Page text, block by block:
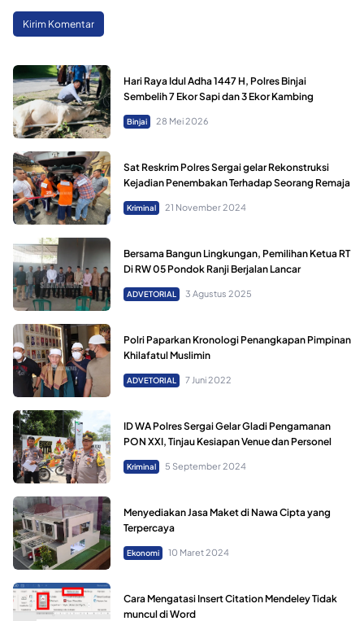
Hari Raya Idul Adha 1447 H, Polres Binjai
Sembelih 7 Ekor Sapi dan 3 Ekor Kambing
Binjai 28 Mei 2026
Sat Reskrim Polres Sergai gelar Rekonstruksi
Kejadian Penembakan Terhadap Seorang Remaja
Kriminal 21 November 2024
Bersama Bangun Lingkungan, Pemilihan Ketua RT
Di RW 05 Pondok Ranji Berjalan Lancar
ADVETORIAL 3 Agustus 2025
Polri Paparkan Kronologi Penangkapan Pimpinan
Khilafatul Muslimin
ADVETORIAL 7 Juni 2022
ID WA Polres Sergai Gelar Gladi Pengamanan
PON XXI, Tinjau Kesiapan Venue dan Personel
Kriminal 5 September 2024
Menyediakan Jasa Maket di Nawa Cipta yang
Terpercaya
Ekonomi 10 Maret 2024
Cara Mengatasi Insert Citation Mendeley Tidak
muncul di Word